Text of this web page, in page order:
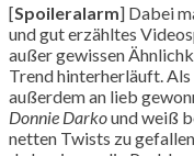
[Spoileralarm] Dabei
und gut erzähltes
außer gewissen
Trend hinterherläuft.
außerdem an lieb
Donnie Darkound weiß
netten Twists zu